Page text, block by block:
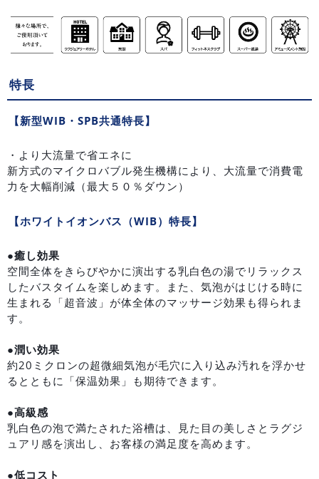
特長
【新型WIB・SPB共通特長】
・より大流量で省エネに
新方式のマイクロバブル発生機構により、大流量で消費電
力を大幅削減（最大５０％ダウン）
【ホワイトイオンバス（WIB）特長】
●癒し効果
空間全体をきらびやかに演出する乳白色の湯でリラックス
したバスタイムを楽しめます。また、気泡がはじける時に
生まれる「超音波」が体全体のマッサージ効果も得られま
す。
●潤い効果
約20ミクロンの超微細気泡が毛穴に入り込み汚れを浮かせ
るとともに「保温効果」も期待できます。
●高級感
乳白色の泡で満たされた浴槽は、見た目の美しさとラグジ
ュアリ感を演出し、お客様の満足度を高めます。
●低コスト